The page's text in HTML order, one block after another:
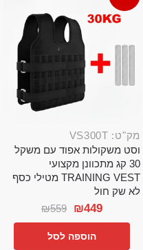
מק"ט: VS300T
וסט משקולות אפוד עם משקל
30 קג מתכוונן מקצועי
TRAINING VEST מטילי כסף
לא שק חול
₪559 ₪449
הוספה לסל